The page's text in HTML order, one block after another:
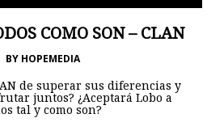
COMO SON – CLAN
BY HOPEMEDIA
de superar sus diferencias y
juntos? ¿Aceptará Lobo a
tal y como son?